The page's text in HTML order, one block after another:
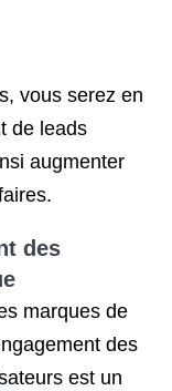
vous serez en
de leads
augmenter
des
marques de
des
est un